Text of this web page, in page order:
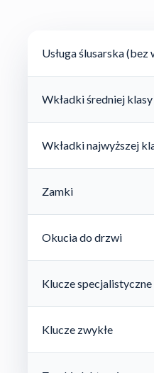
Usługa ślusarska
Wkładki średniej
Wkładki najwyższej
Zamki
Okucia do drzwi
Klucze
Klucze zwykłe